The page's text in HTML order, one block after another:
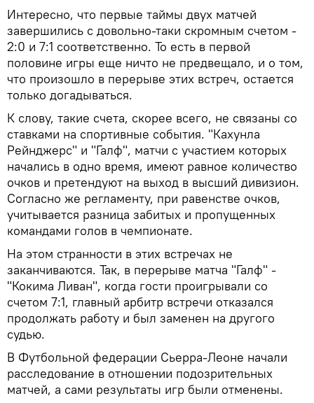
Интересно, что первые таймы двух матчей
завершились с довольно-таки скромным счетом -
2:0 и 7:1 соответственно. То есть в первой
половине игры еще ничто не предвещало, и о том,
что произошло в перерыве этих встреч, остается
только догадываться.
К слову, такие счета, скорее всего, не связаны со
ставками на спортивные события. "Кахунла
Рейнджерс" и "Галф", матчи с участием которых
начались в одно время, имеют равное количество
очков и претендуют на выход в высший дивизион.
Согласно же регламенту, при равенстве очков,
учитывается разница забитых и пропущенных
командами голов в чемпионате.
На этом странности в этих встречах не
заканчиваются. Так, в перерыве матча "Галф" -
"Кокима Ливан", когда гости проигрывали со
счетом 7:1, главный арбитр встречи отказался
продолжать работу и был заменен на другого
судью.
В Футбольной федерации Сьерра-Леоне начали
расследование в отношении подозрительных
матчей, а сами результаты игр были отменены.